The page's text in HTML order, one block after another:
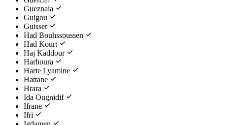
Gueznaia
Guigou
Guisser
Had Bouhssoussen
Had Kourt
Haj Kaddour
Harhoura
Harte Lyamine
Hattane
Hrara
Ida Ougnidif
Ifrane
Ifri